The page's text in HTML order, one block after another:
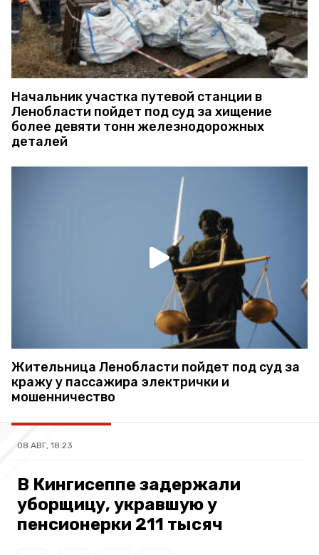
Начальник участка путевой станции в
Ленобласти пойдет под суд за хищение
более девяти тонн железнодорожных
деталей
Жительница Ленобласти пойдет под суд за
кражу у пассажира электрички и
мошенничество
08 АВГ, 18:23
В Кингисеппе задержали
уборщицу, укравшую у
пенсионерки 211 тысяч